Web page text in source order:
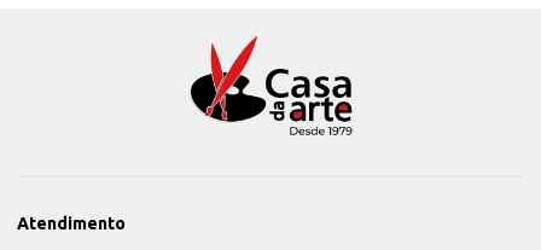
Atendimento